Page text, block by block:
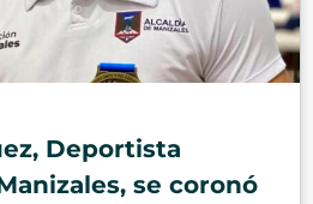
Deportista
se coronó